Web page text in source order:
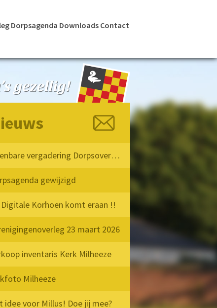
Dorpsagenda Downloads Contact
Openbare vergadering Dorpsoverleg Milheeze 2026
gewijzigd
Digitale Korhoen komt eraan !!
23 maart 2026
inventaris Kerk Milheeze
Milheeze
idee voor Millus! Doe jij mee?